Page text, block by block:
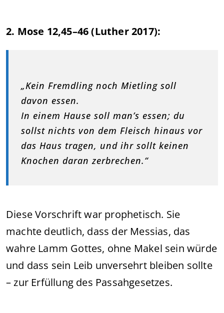
2. Mose 12,45–46 (Luther 2017):
„Kein Fremdling noch Mietling soll
davon essen.
In einem Hause soll man’s essen; du
sollst nichts von dem Fleisch hinaus vor
das Haus tragen, und ihr sollt keinen
Knochen daran zerbrechen.“
Diese Vorschrift war prophetisch. Sie
machte deutlich, dass der Messias, das
wahre Lamm Gottes, ohne Makel sein würde
und dass sein Leib unversehrt bleiben sollte
– zur Erfüllung des Passahgesetzes.